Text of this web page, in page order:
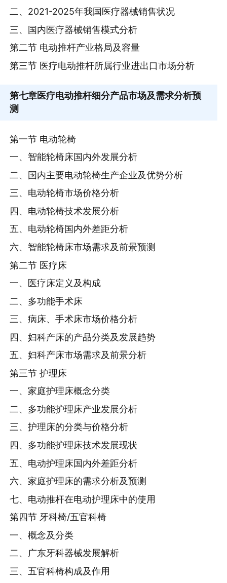
二、2021-2025年我国医疗器械销售状况
三、国内医疗器械销售模式分析
第二节 电动推杆产业格局及容量
第三节 医疗电动推杆所属行业进出口市场分析
第七章医疗电动推杆细分产品市场及需求分析预
测
第一节 电动轮椅
一、智能轮椅床国内外发展分析
二、国内主要电动轮椅生产企业及优势分析
三、电动轮椅市场价格分析
四、电动轮椅技术发展分析
五、电动轮椅国内外差距分析
六、智能轮椅床市场需求及前景预测
第二节 医疗床
一、医疗床定义及构成
二、多功能手术床
三、病床、手术床市场价格分析
四、妇科产床的产品分类及发展趋势
五、妇科产床市场需求及前景分析
第三节 护理床
一、家庭护理床概念分类
二、多功能护理床产业发展分析
三、护理床的分类与价格分析
四、多功能护理床技术发展现状
五、电动护理床国内外差距分析
六、家庭护理床的需求分析及预测
七、电动推杆在电动护理床中的使用
第四节 牙科椅/五官科椅
一、概念及分类
二、广东牙科器械发展解析
三、五官科椅构成及作用